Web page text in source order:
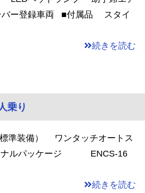
ー登録車両 ■付属品 スタイ
続きを読む
乗り
準装備） ワンタッチオートス
ナルパッケージ ENCS-16
続きを読む